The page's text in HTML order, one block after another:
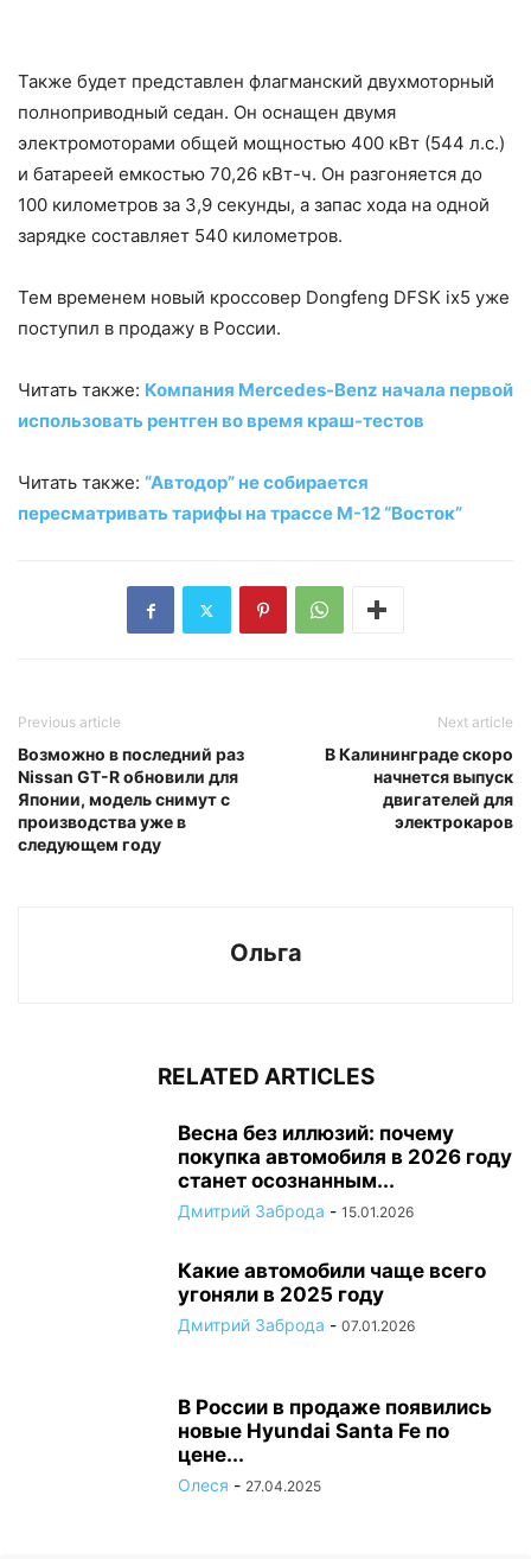
Также будет представлен флагманский двухмоторный
полноприводный седан. Он оснащен двумя
электромоторами общей мощностью 400 кВт (544 л.с.)
и батареей емкостью 70,26 кВт-ч. Он разгоняется до
100 километров за 3,9 секунды, а запас хода на одной
зарядке составляет 540 километров.
Тем временем новый кроссовер Dongfeng DFSK ix5 уже
поступил в продажу в России.
Читать также: Компания Mercedes-Benz начала первой
использовать рентген во время краш-тестов
Читать также: “Автодор” не собирается
пересматривать тарифы на трассе М-12 “Восток”
Previous article
Возможно в последний раз
Nissan GT-R обновили для
Японии, модель снимут с
производства уже в
следующем году
Next article
В Калининграде скоро
начнется выпуск
двигателей для
электрокаров
Ольга
RELATED ARTICLES
Весна без иллюзий: почему
покупка автомобиля в 2026 году
станет осознанным...
Дмитрий Заброда - 15.01.2026
Какие автомобили чаще всего
угоняли в 2025 году
Дмитрий Заброда - 07.01.2026
В России в продаже появились
новые Hyundai Santa Fe по
цене...
Олеся - 27.04.2025